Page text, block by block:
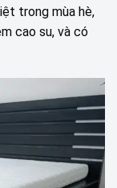
trong mùa hè,
cao su, và có